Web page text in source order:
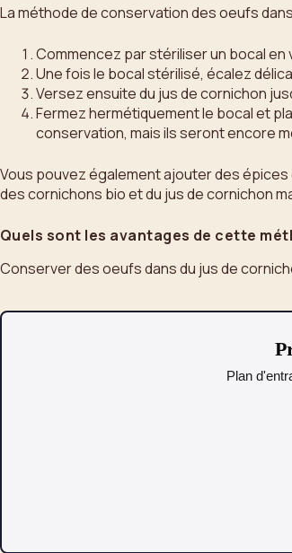
La méthode de conservation des oeufs
Commencez par stériliser un bocal en
Une fois le bocal stérilisé, écalez
Versez ensuite du jus de cornichon
Fermez hermétiquement le bocal et
conservation, mais ils seront encore
Vous pouvez également ajouter des
des cornichons bio et du jus de cornichon
Quels sont les avantages de cette
Conserver des oeufs dans du jus de
Plan